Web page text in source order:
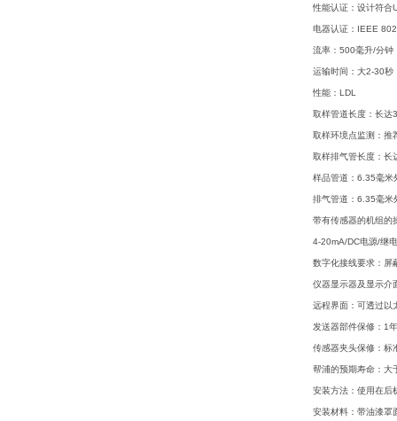
性能认证：设计符
电器认证：IEEE
流率：500毫升/分钟
运输时间：大2-30秒
性能：LDL
取样管道长度：长达
取样环境点监测：推
取样排气管长度：长
样品管道：6.35毫米
排气管道：6.35毫米
带有传感器的机组的
4-20mA/DC电源/继
数字化接线要求：屏
仪器显示器及显示介
远程界面：可透过以
发送器部件保修：1年
传感器夹头保修：标
帮浦的预期寿命：大
安装方法：使用在后
安装材料：带油漆罩